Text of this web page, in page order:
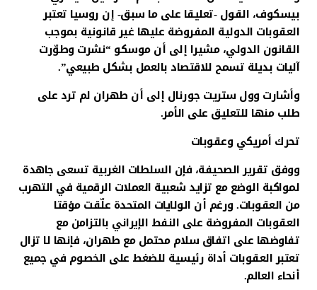
بيسكوف، القول -تعليقا على ما سبق- إن روسيا تعتبر
العقوبات الدولية المفروضة عليها غير قانونية بموجب
القانون الدولي، مشيرا إلى أن موسكو “نشرت وطوّرت
آليات بديلة تسمح للاقتصاد بالعمل بشكل طبيعي”.
وأشارت وول ستريت جورنال إلى أن طهران لم ترد على
طلب منها للتعليق على الأمر.
تحرك أمريكي وعقوبات
ووفق تقرير الصحيفة، فإن السلطات الغربية تسعى جاهدة
لمواكبة الوضع مع تزايد شعبية العملات الرقمية في التهرب
من العقوبات. ورغم أن الولايات المتحدة علّقت مؤقتا
العقوبات المفروضة على النفط الإيراني بالتزامن مع
تفاوضها على اتفاق سلام محتمل مع طهران، فإنها لا تزال
تعتبر العقوبات أداة رئيسية للضغط على الخصوم في جميع
أنحاء العالم.